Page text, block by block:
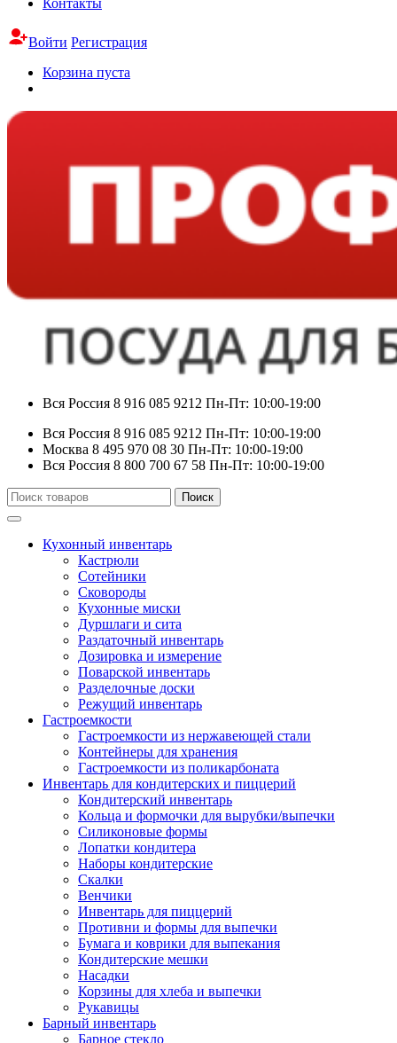
Контакты
Войти Регистрация
Корзина пуста
Вся Россия 8 916 085 9212 Пн-Пт: 10:00-19:00
Вся Россия 8 916 085 9212 Пн-Пт: 10:00-19:00
Москва 8 495 970 08 30 Пн-Пт: 10:00-19:00
Вся Россия 8 800 700 67 58 Пн-Пт: 10:00-19:00
Искать:
Поиск
Кухонный инвентарь
Кастрюли
Сотейники
Сковороды
Кухонные миски
Дуршлаги и сита
Раздаточный инвентарь
Дозировка и измерение
Поварской инвентарь
Разделочные доски
Режущий инвентарь
Гастроемкости
Гастроемкости из нержавеющей стали
Контейнеры для хранения
Гастроемкости из поликарбоната
Инвентарь для кондитерских и пиццерий
Кондитерский инвентарь
Кольца и формочки для вырубки/выпечки
Силиконовые формы
Лопатки кондитера
Наборы кондитерские
Скалки
Венчики
Инвентарь для пиццерий
Противни и формы для выпечки
Бумага и коврики для выпекания
Кондитерские мешки
Насадки
Корзины для хлеба и выпечки
Рукавицы
Барный инвентарь
Барное стекло